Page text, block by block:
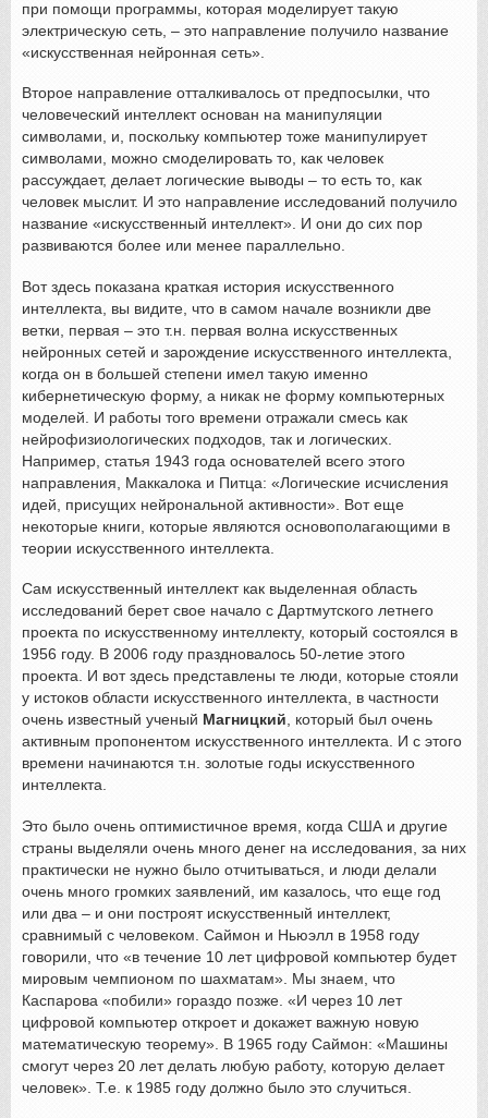
при помощи программы, которая моделирует такую
электрическую сеть, – это направление получило название
«искусственная нейронная сеть».
Второе направление отталкивалось от предпосылки, что
человеческий интеллект основан на манипуляции
символами, и, поскольку компьютер тоже манипулирует
символами, можно смоделировать то, как человек
рассуждает, делает логические выводы – то есть то, как
человек мыслит. И это направление исследований получило
название «искусственный интеллект». И они до сих пор
развиваются более или менее параллельно.
Вот здесь показана краткая история искусственного
интеллекта, вы видите, что в самом начале возникли две
ветки, первая – это т.н. первая волна искусственных
нейронных сетей и зарождение искусственного интеллекта,
когда он в большей степени имел такую именно
кибернетическую форму, а никак не форму компьютерных
моделей. И работы того времени отражали смесь как
нейрофизиологических подходов, так и логических.
Например, статья 1943 года основателей всего этого
направления, Маккалока и Питца: «Логические исчисления
идей, присущих нейрональной активности». Вот еще
некоторые книги, которые являются основополагающими в
теории искусственного интеллекта.
Сам искусственный интеллект как выделенная область
исследований берет свое начало с Дартмутского летнего
проекта по искусственному интеллекту, который состоялся в
1956 году. В 2006 году праздновалось 50-летие этого
проекта. И вот здесь представлены те люди, которые стояли
у истоков области искусственного интеллекта, в частности
очень известный ученый Магницкий , который был очень
активным пропонентом искусственного интеллекта. И с этого
времени начинаются т.н. золотые годы искусственного
интеллекта.
Это было очень оптимистичное время, когда США и другие
страны выделяли очень много денег на исследования, за них
практически не нужно было отчитываться, и люди делали
очень много громких заявлений, им казалось, что еще год
или два – и они построят искусственный интеллект,
сравнимый с человеком. Саймон и Ньюэлл в 1958 году
говорили, что «в течение 10 лет цифровой компьютер будет
мировым чемпионом по шахматам». Мы знаем, что
Каспарова «побили» гораздо позже. «И через 10 лет
цифровой компьютер откроет и докажет важную новую
математическую теорему». В 1965 году Саймон: «Машины
смогут через 20 лет делать любую работу, которую делает
человек». Т.е. к 1985 году должно было это случиться.